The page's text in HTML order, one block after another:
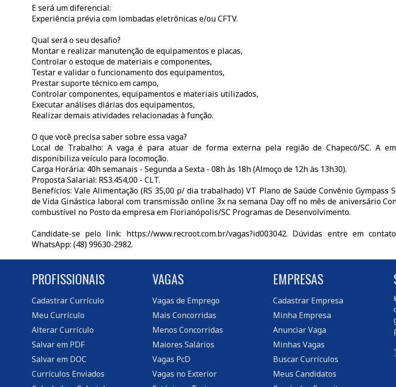
E será um diferencial:
Experiência prévia com lombadas eletrônicas e/ou CFTV.
Qual será o seu desafio?
Montar e realizar manutenção de equipamentos e placas,
Controlar o estoque de materiais e componentes,
Testar e validar o funcionamento dos equipamentos,
Prestar suporte técnico em campo,
Controlar componentes, equipamentos e materiais utilizados,
Executar análises diárias dos equipamentos,
Realizar demais atividades relacionadas à função.
O que você precisa saber sobre essa vaga?
Local de Trabalho: A vaga é para atuar de forma externa pela região de Chapecó/SC. A
disponibiliza veículo para locomoção.
Carga Horária: 40h semanais - Segunda a Sexta - 08h às 18h (Almoço de 12h às 13h30).
Proposta Salarial: RS3.454,00 - CLT.
Benefícios: Vale Alimentação (RS 35,00 p/ dia trabalhado) VT Plano de Saúde Convênio Gympass
de Vida Ginástica laboral com transmissão online 3x na semana Day off no mês de aniversário
combustível no Posto da empresa em Florianópolis/SC Programas de Desenvolvimento.
Candidate-se pelo link: https://www.recroot.com.br/vagas?id003042. Dúvidas entre em
WhatsApp: (48) 99630-2982.
PROFISSIONAIS
Cadastrar Currículo
Meu Currículo
Alterar Currículo
Salvar em PDF
Salvar em DOC
Currículos Enviados
VAGAS
Vagas de Emprego
Mais Concorridas
Menos Concorridas
Maiores Salários
Vagas PcD
Vagas no Exterior
EMPRESAS
Cadastrar Empresa
Minha Empresa
Anunciar Vaga
Minhas Vagas
Buscar Currículos
Meus Candidatos